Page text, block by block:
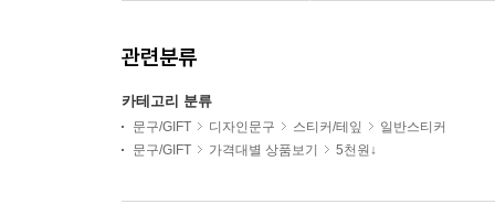
관련분류
카테고리 분류
문구/GIFT 디자인문구 스티커/테잎
일반스티커
문구/GIFT
가격대별 상품보기 5천원↓